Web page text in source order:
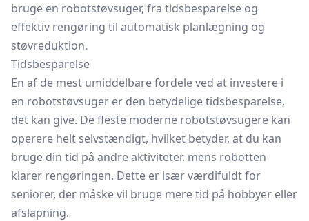
bruge en robotstøvsuger, fra tidsbesparelse og
effektiv rengøring til automatisk planlægning og
støvreduktion.
Tidsbesparelse
En af de mest umiddelbare fordele ved at investere i
en robotstøvsuger er den betydelige tidsbesparelse,
det kan give. De fleste moderne robotstøvsugere kan
operere helt selvstændigt, hvilket betyder, at du kan
bruge din tid på andre aktiviteter, mens robotten
klarer rengøringen. Dette er især værdifuldt for
seniorer, der måske vil bruge mere tid på hobbyer eller
afslapning.